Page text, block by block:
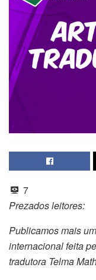
7
Prezados leitores:
Publicamos mais
internacional feita
tradutora Telma